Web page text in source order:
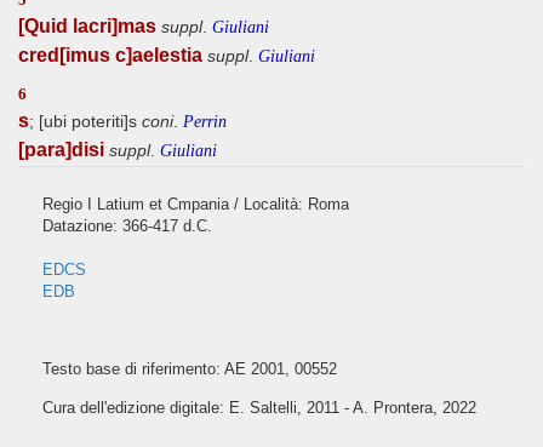
[Quid lacri]mas suppl. Giuliani
cred[imus c]aelestia suppl. Giuliani
6
s; [ubi poteriti]s coni. Perrin
[para]disi suppl. Giuliani
Regio I Latium et Cmpania / Località: Roma
Datazione: 366-417 d.C.
EDCS
EDB
Testo base di riferimento: AE 2001, 00552
Cura dell'edizione digitale: E. Saltelli, 2011 - A. Prontera, 2022